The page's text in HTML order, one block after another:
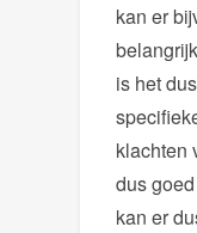
kan er
is het
klachten
dus
kan er